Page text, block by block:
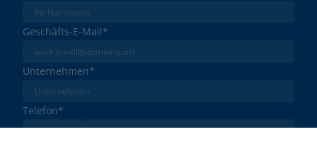
Geschäfts-E-Mail*
Unternehmen*
Telefon*